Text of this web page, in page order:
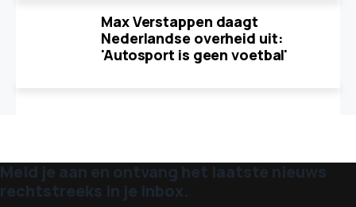
Max Verstappen daagt
Nederlandse overheid uit:
'Autosport is geen voetbal'
Meld je aan en ontvang het laatste nieuws
rechtstreeks in je inbox.